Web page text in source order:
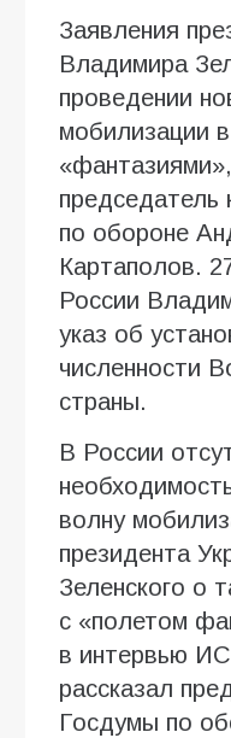
Заявления
Владимира
проведении
мобилизации
председатель
по обороне
Картаполов.
России
указ об
численности
страны.
В России
волну
президента
Зеленского о
с «полетом
в интервью
рассказал
Госдумы по